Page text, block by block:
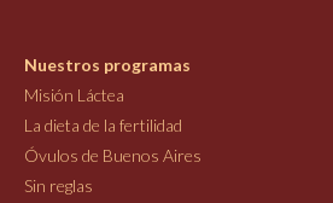
Nuestros programas
Misión Láctea
La dieta de la fertilidad
Óvulos de Buenos Aires
Sin reglas